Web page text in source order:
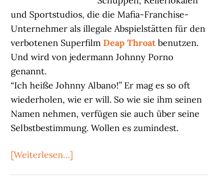
und Sportstudios, die die Mafia-Franchise-
Unternehmer als illegale Abspielstätten für den
verbotenen Superfilm Deap Throatbenutzen.
Und wird von jedermann Johnny Porno
genannt.
“Ich heiße Johnny Albano!” Er mag es so oft
wiederholen, wie er will. So wie sie ihm seinen
Namen nehmen, verfügen sie auch über seine
Selbstbestimmung. Wollen es zumindest.
[Weiterlesen…]